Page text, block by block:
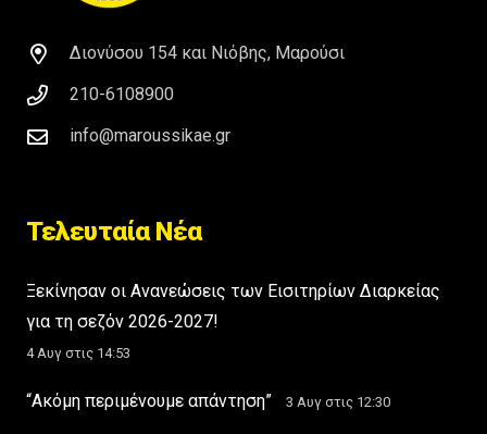
Διονύσου 154 και Νιόβης, Μαρούσι
210-6108900
info@maroussikae.gr
Τελευταία Νέα
Ξεκίνησαν οι Ανανεώσεις των Εισιτηρίων Διαρκείας
για τη σεζόν 2026-2027!
4 Αυγ στις 14:53
“Ακόμη περιμένουμε απάντηση” 3 Αυγ στις 12:30